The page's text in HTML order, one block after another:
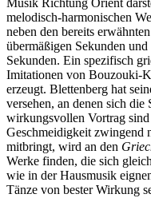
Musik Richtung Orient
melodisch-harmonischen
neben den bereits
übermäßigen Sekunden
Sekunden. Ein spezifisch
Imitationen von Bouzouki-
erzeugt. Blettenberg hat
versehen, an denen sich
wirkungsvollen Vortrag
Geschmeidigkeit zwingend
mitbringt, wird an den
Werke finden, die sich
wie in der Hausmusik
Tänze von bester Wirkung